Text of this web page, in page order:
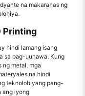
na makaranas ng
Printing
hindi lamang isang
sa pag-uunawa. Kung
metal, mga
na hindi
teknolohiyang pang-
ang iyong